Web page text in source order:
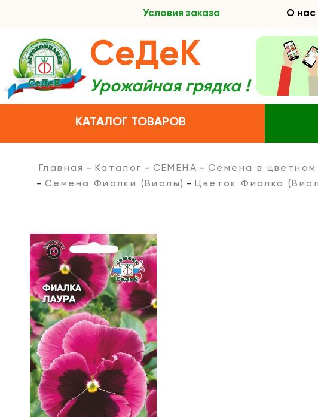
Условия заказа О нас
КАТАЛОГ ТОВАРОВ
СеДеК
Урожайная грядка !
Главная Каталог СЕМЕНА Семена в цветном
Семена Фиалки (Виолы)
Цветок Фиалка